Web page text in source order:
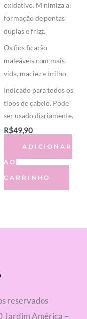
oxidativo. Minimiza a
formação de pontas
duplas e frizz.
Os fios ficarão
maleáveis com mais
vida, maciez e brilho.
Indicado para todos os
tipos de cabelo. Pode
ser usado diariamente.
R$49,90
ADICIONAR
AO
CARRINHO
reservados
Jardim América –